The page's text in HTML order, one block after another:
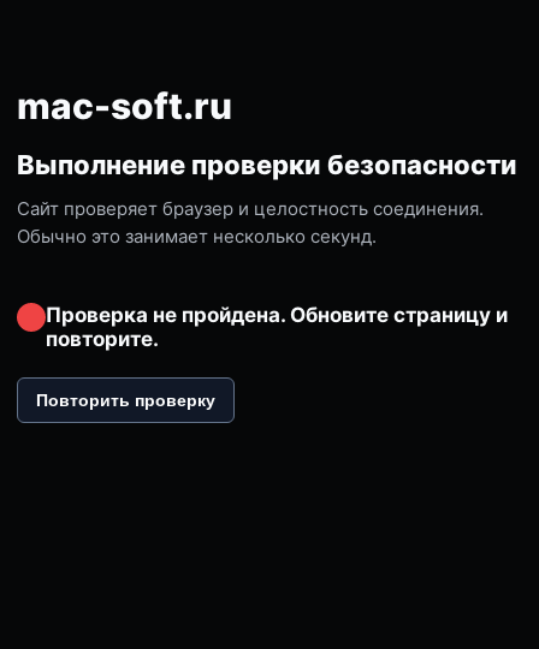
mac-soft.ru
Выполнение проверки безопасности
Сайт проверяет браузер и целостность соединения.
Обычно это занимает несколько секунд.
Проверка не пройдена. Обновите страницу и
повторите.
Повторить проверку